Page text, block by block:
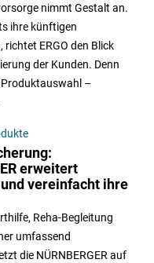
nimmt Gestalt an.
ihre künftigen
ERGO den Blick
der Kunden. Denn
–
erweitert
vereinfacht ihre
Reha-Begleitung
umfassend
die NÜRNBERGER auf